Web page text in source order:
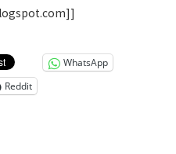
WhatsApp
Reddit